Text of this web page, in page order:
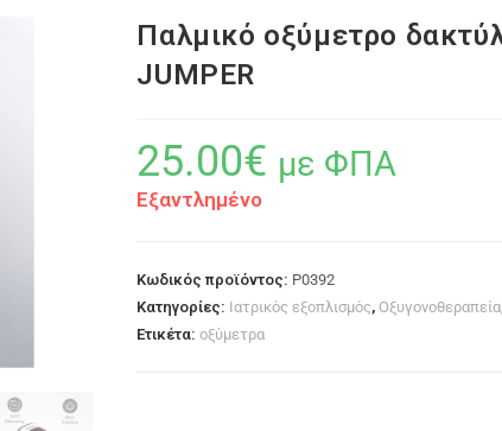
Παλμικό οξύμετρο
JUMPER
25.00€ με ΦΠΑ
Εξαντλημένο
Κωδικός προϊόντος: P0392
Κατηγορίες: Ιατρικός εξοπλισμός, Οξυγονοθεραπεία
Ετικέτα:οξύμετρα